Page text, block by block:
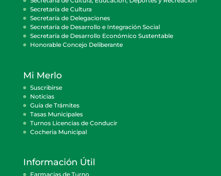
Secretaría de Cultura
Secretaría de Delegaciones
Secretaría de Desarrollo e Integración Social
Secretaría de Desarrollo Económico Sustentable
Honorable Concejo Deliberante
Mi Merlo
Suscribirse
Noticias
Guía de Trámites
Tasas Municipales
Turnos Licencias de Conducir
Cocheria Municipal
Información Útil
Farmacias de Turno